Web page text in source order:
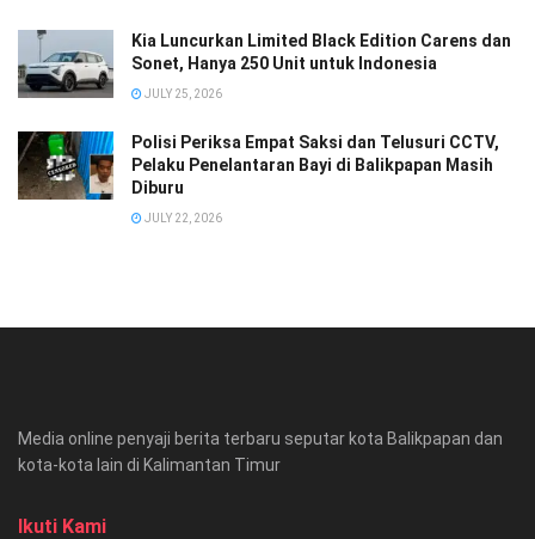
Kia Luncurkan Limited Black Edition Carens dan
Sonet, Hanya 250 Unit untuk Indonesia
JULY 25, 2026
Polisi Periksa Empat Saksi dan Telusuri CCTV,
Pelaku Penelantaran Bayi di Balikpapan Masih
Diburu
JULY 22, 2026
Media online penyaji berita terbaru seputar kota Balikpapan dan
kota-kota lain di Kalimantan Timur
Ikuti Kami